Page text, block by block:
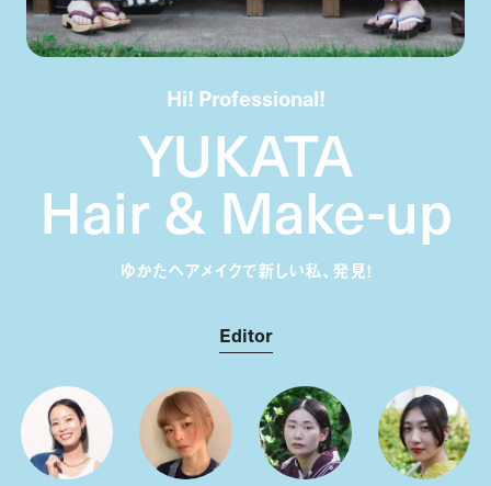
Hi! Professional!
YUKATA
Hair & Make-up
ゆかたヘアメイクで新しい私、発見！
Editor